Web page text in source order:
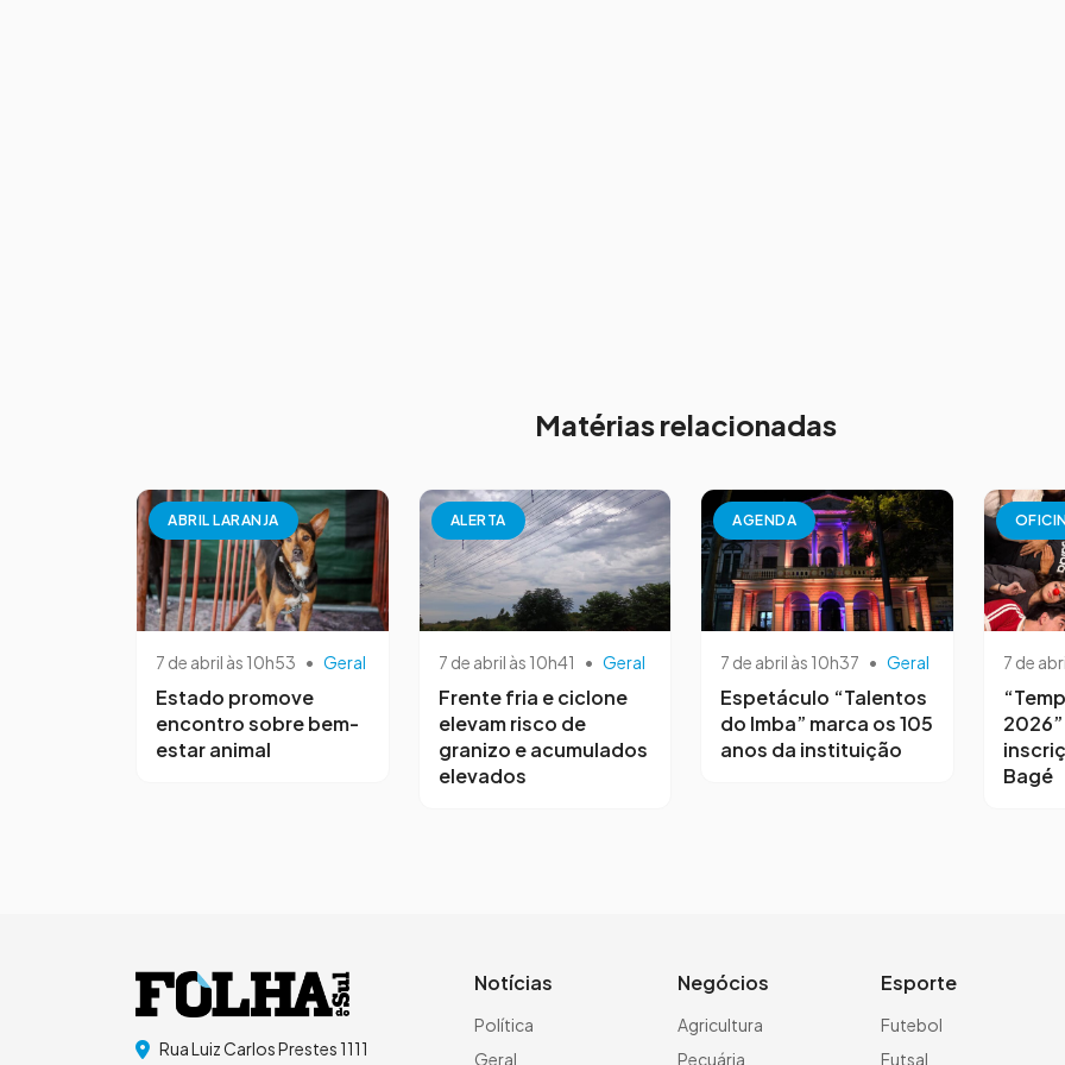
Matérias relacionadas
ABRIL LARANJA
7 de abril às 10h53 • Geral
Estado promove
encontro sobre bem-
estar animal
ALERTA
7 de abril às 10h41 • Geral
Frente fria e ciclone
elevam risco de
granizo e acumulados
elevados
AGENDA
7 de abril às 10h37 • Geral
Espetáculo “Talentos
do Imba” marca os 105
anos da instituição
7 de
Bagé
Rua Luiz Carlos Prestes 1111
Notícias
Política
Geral
Negócios
Agricultura
Pecuária
Esporte
Futebol
Futsal